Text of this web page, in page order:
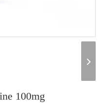
100mg